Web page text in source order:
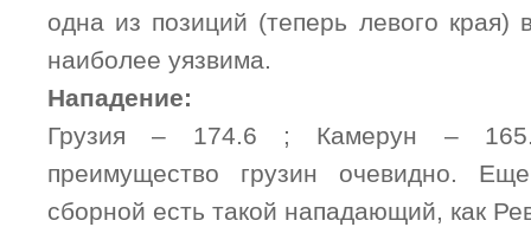
одна из позиций (теперь левого края)
наиболее уязвима.
Нападение:
Грузия – 174.6 ; Камерун –
преимущество грузин очевидно.
сборной есть такой нападающий, как